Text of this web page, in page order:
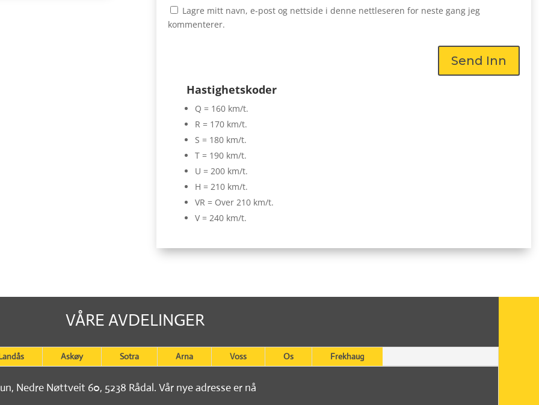
Lagre mitt navn, e-post og nettside i denne nettleseren for neste gang jeg
kommenterer.
Send Inn
Hastighetskoder
Q = 160 km/t.
R = 170 km/t.
S = 180 km/t.
T = 190 km/t.
U = 200 km/t.
H = 210 km/t.
VR = Over 210 km/t.
V = 240 km/t.
VÅRE AVDELINGER
Askøy Sotra Arna Voss Os Frekhaug
Nedre Nøttveit 60, 5238 Rådal. Vår nye adresse er nå